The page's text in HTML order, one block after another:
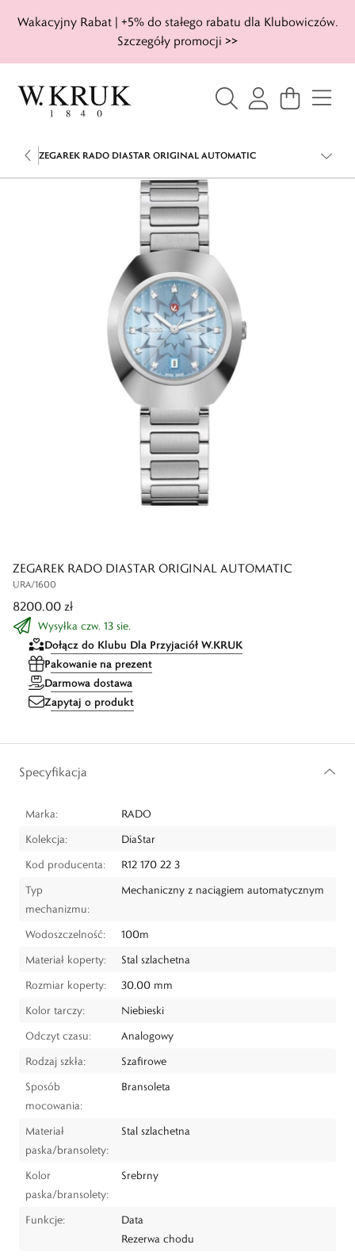
Wakacyjny Rabat | +5% do stałego rabatu dla Klubowiczów.
Szczegóły promocji >>
ZEGAREK RADO DIASTAR ORIGINAL AUTOMATIC
ZEGAREK RADO DIASTAR ORIGINAL AUTOMATIC
URA/1600
8200,00 zł
Wysyłka czw. 13 sie.
Dołącz do Klubu Dla Przyjaciół W.KRUK
Pakowanie na prezent
Darmowa dostawa
Zapytaj o produkt
Specyfikacja
Marka:
RADO
Kolekcja:
DiaStar
Kod producenta:
R12 170 22 3
Typ
mechanizmu:
Mechaniczny z naciągiem automatycznym
Wodoszczelność:
100m
Materiał koperty:
Stal szlachetna
Rozmiar koperty:
30,00 mm
Kolor tarczy:
Niebieski
Odczyt czasu:
Analogowy
Rodzaj szkła:
Szafirowe
Sposób
mocowania:
Bransoleta
Materiał
paska/bransolety:
Stal szlachetna
Kolor
paska/bransolety:
Srebrny
Funkcje:
Data
Rezerwa chodu